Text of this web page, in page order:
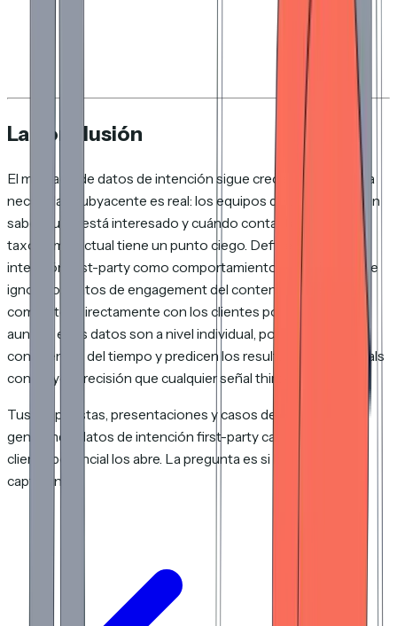
La conclusión
El mercado de datos de intención sigue creciendo porque la
necesidad subyacente es real: los equipos de ventas quieren
saber quién está interesado y cuándo contactarlos. Pero la
taxonomía actual tiene un punto ciego. Define los datos de
intención first-party como comportamiento en el sitio web e
ignora los datos de engagement del contenido que
compartes directamente con los clientes potenciales —
aunque esos datos son a nivel individual, por página,
conscientes del tiempo y predicen los resultados de los deals
con mayor precisión que cualquier señal third-party.
Tus propuestas, presentaciones y casos de éxito ya están
generando datos de intención first-party cada vez que un
cliente potencial los abre. La pregunta es si los estás
capturando.